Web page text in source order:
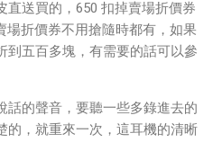
直送買的，650 扣掉賣場折價券
場折價券不用搶隨時都有，如果
到五百多塊，有需要的話可以參
話的聲音，要聽一些多錄進去的
的，就重來一次，這耳機的清晰